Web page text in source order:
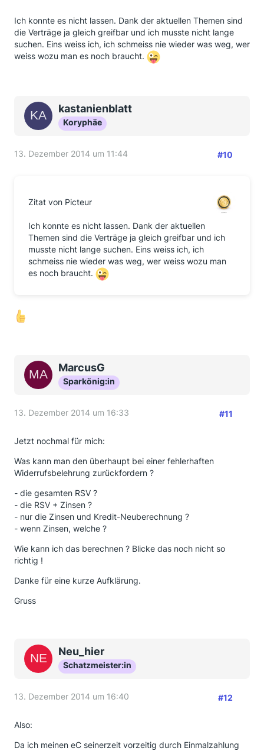
Ich konnte es nicht lassen. Dank der aktuellen Themen sind
die Verträge ja gleich greifbar und ich musste nicht lange
suchen. Eins weiss ich, ich schmeiss nie wieder was weg, wer
weiss wozu man es noch braucht.
kastanienblatt
Koryphäe
13. Dezember 2014 um 11:44 #10
Zitat von Picteur
Ich konnte es nicht lassen. Dank der aktuellen
Themen sind die Verträge ja gleich greifbar und ich
musste nicht lange suchen. Eins weiss ich, ich
schmeiss nie wieder was weg, wer weiss wozu man
es noch braucht.
MarcusG
Sparkönig:in
13. Dezember 2014 um 16:33 #11
Jetzt nochmal für mich:
Was kann man den überhaupt bei einer fehlerhaften
Widerrufsbelehrung zurückfordern ?
- die gesamten RSV ?
- die RSV + Zinsen ?
- nur die Zinsen und Kredit-Neuberechnung ?
- wenn Zinsen, welche ?
Wie kann ich das berechnen ? Blicke das noch nicht so
richtig !
Danke für eine kurze Aufklärung.
Gruss
Neu_hier
Schatzmeister:in
13. Dezember 2014 um 16:40 #12
Also:
Da ich meinen eC seinerzeit vorzeitig durch Einmalzahlung